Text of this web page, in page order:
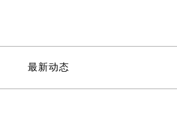
最新动态